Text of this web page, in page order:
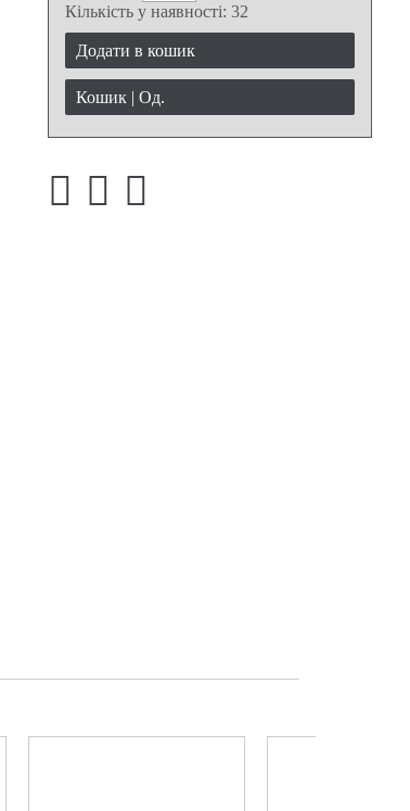
Кількість у наявності: 32
Додати в кошик
Кошик | Од.